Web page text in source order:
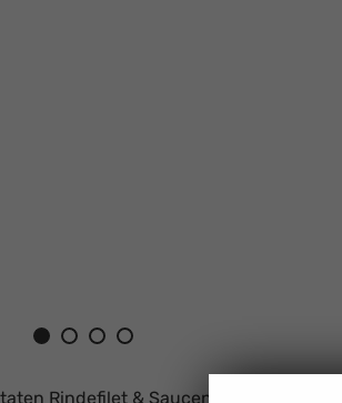
Rindefilet & Saucen